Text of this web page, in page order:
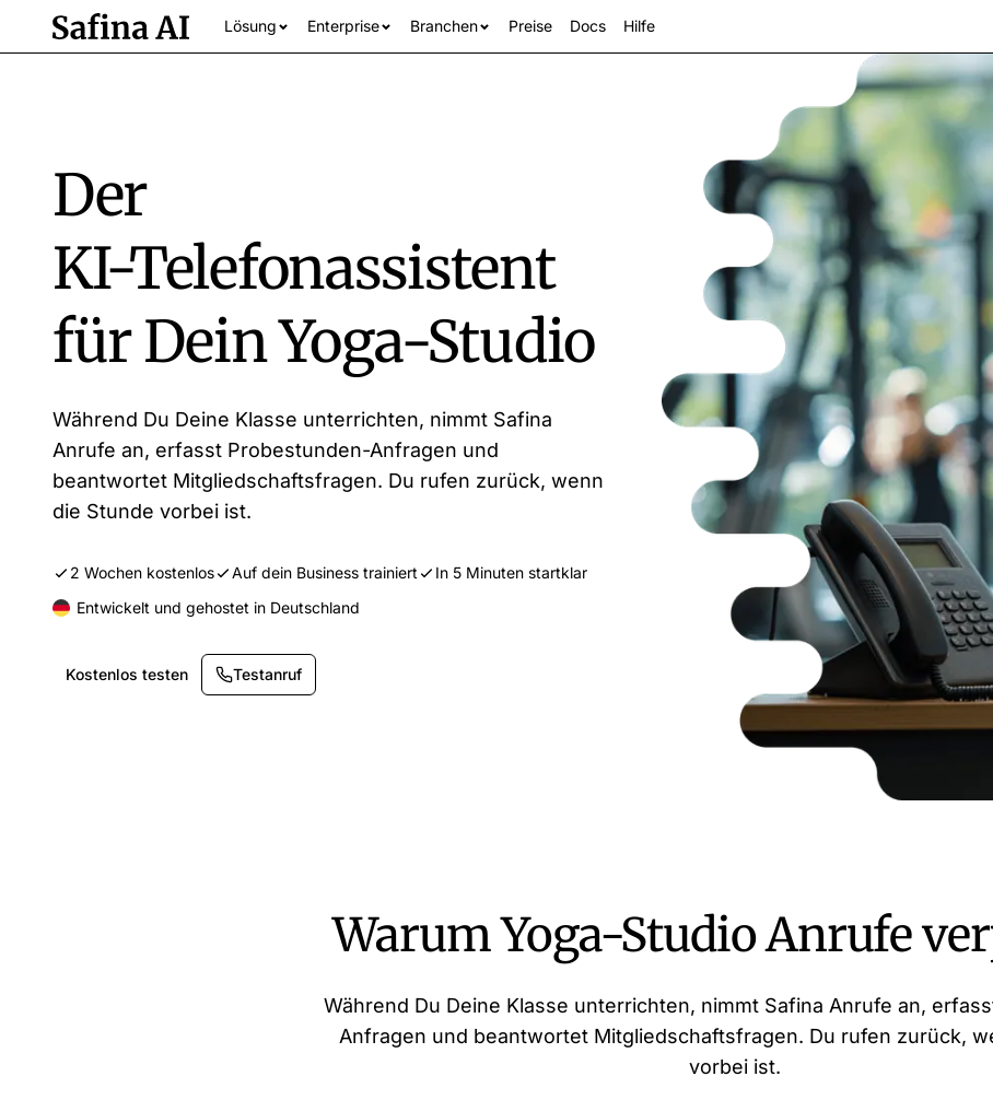
Lösung Enterprise Branchen
Alle Branchen anzeigen
Preise Docs Hilfe
Der
KI-Telefonassistent
für Dein Yoga-Studio
Während Du Deine Klasse unterrichten, nimmt Safina
Anrufe an, erfasst Probestunden-Anfragen und
beantwortet Mitgliedschaftsfragen. Du rufen zurück, wenn
die Stunde vorbei ist.
2 Wochen kostenlos Auf dein Business trainiert
In 5 Minuten startklar
Entwickelt und gehostet in Deutschland
Kostenlos testen Testanruf
Warum Yoga-Studio Anrufe
Während Du Deine Klasse unterrichten, nimmt Safina Anrufe an,
Anfragen und beantwortet Mitgliedschaftsfragen. Du rufen zurück,
vorbei ist.